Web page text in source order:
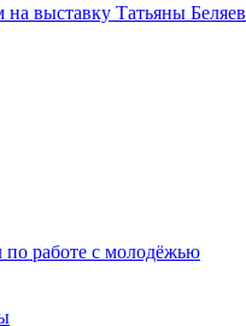
выставку Татьяны
по работе с молодёжью